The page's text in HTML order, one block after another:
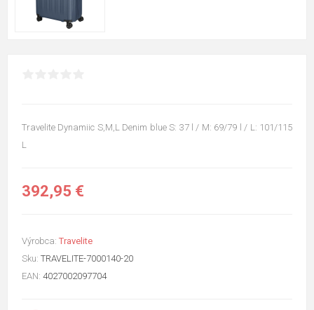
Travelite Dynamiic S,M,L Denim blue S: 37 l / M: 69/79 l / L: 101/115
L
392,95 €
Výrobca: Travelite
Sku: TRAVELITE-7000140-20
EAN: 4027002097704